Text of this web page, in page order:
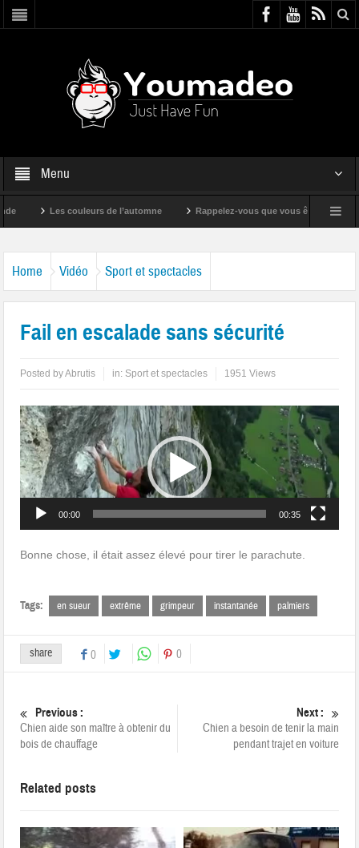
Menu
Les couleurs de l’automne Rappelez-vous que vous êtes super !
Home Vidéo Sport et spectacles
Fail en escalade sans sécurité
Posted byAbrutis in: Sport et spectacles 1951 Views
Lecteur
vidéo
00:00 00:35
Bonne chose, il était assez élevé pour tirer le parachute.
Tags: en sueur extrême grimpeur instantanée palmiers
share 0 0
Previous :
Chien aide son maître à obtenir du
bois de chauffage
Next :
Chien a besoin de tenir la main
pendant trajet en voiture
Related posts